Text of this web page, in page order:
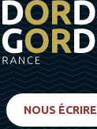
NOUS ÉCRIRE